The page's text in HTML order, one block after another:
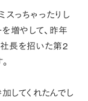
スっちゃったりし
増やして、昨年
長を招いた第2
してくれたんでし